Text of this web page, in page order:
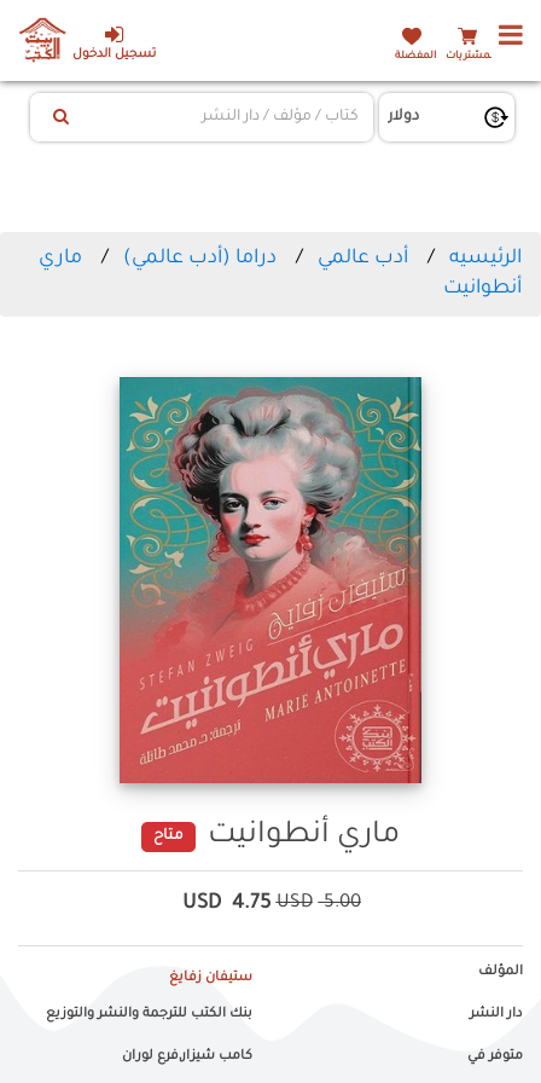
تسجيل الدخول المشتريات المفضلة
الرئيسيه أدب عالمي دراما (أدب عالمي)
ماري
أنطوانيت
ماري أنطوانيت متاح
5.00
USD
4.75
USD
المؤلف ستيفان زفايغ
دار النشر بنك الكتب للترجمة والنشر والتوزيع
متوفر في كامب شيزار,فرع لوران